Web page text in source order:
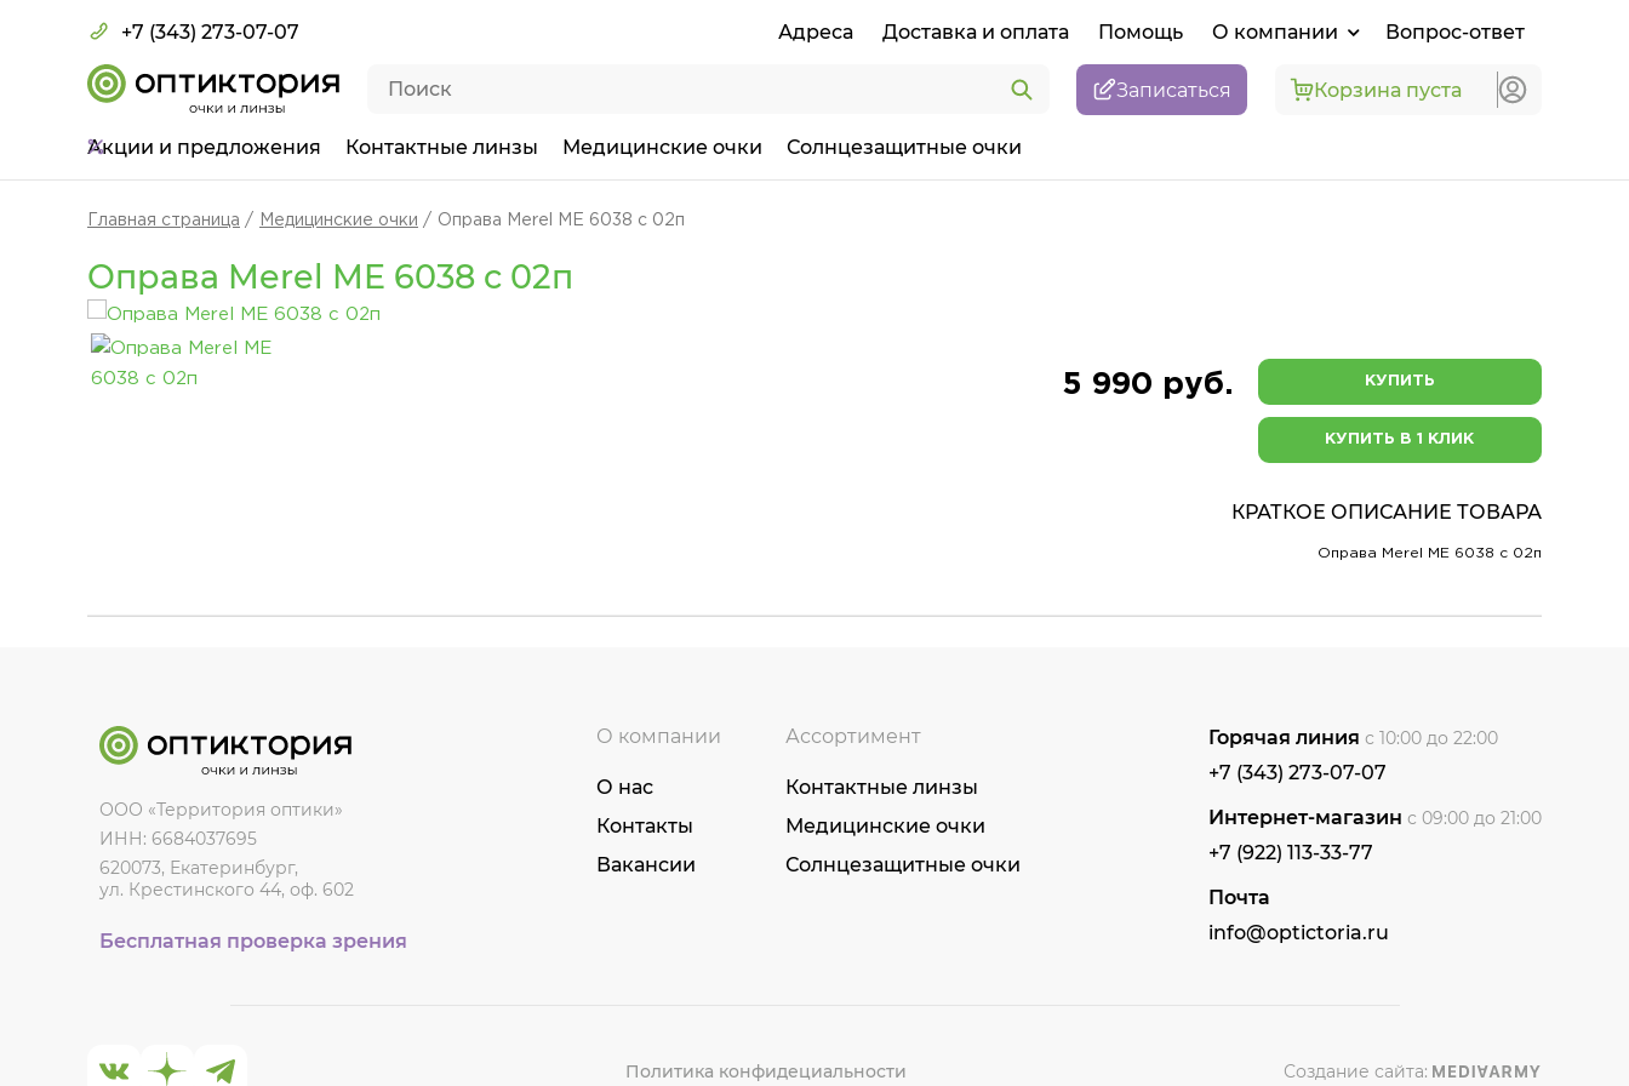
+7 (343) 273-07-07 Адреса Доставка и оплата Помощь О компании Вопрос-ответ
Записаться Корзина пуста
Акции и предложения Контактные линзы Медицинские очки Солнцезащитные очки
Главная страница Медицинские очки Оправа Merel ME 6038 c 02п
Оправа Merel ME 6038 c 02п
5 990 руб. КУПИТЬ
КУПИТЬ В 1 КЛИК
КРАТКОЕ ОПИСАНИЕ ТОВАРА
Оправа Merel ME 6038 c 02п
ООО «Территория оптики»
ИНН: 6684037695
620073, Екатеринбург,
ул. Крестинского 44, оф. 602
Бесплатная проверка зрения
О компании
О нас
Контакты
Вакансии
Ассортимент
Контактные линзы
Медицинские очки
Солнцезащитные очки
Горячая линия с 10:00 до 22:00
+7 (343) 273-07-07
Интернет-магазин с 09:00 до 21:00
+7 (922) 113-33-77
Почта
info@optictoria.ru
Политика конфидециальности Создание сайта: